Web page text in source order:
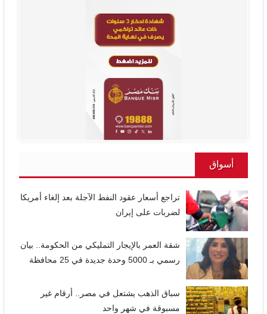
أسواق
تراجع أسعار عقود النفط الآجلة بعد إلغاء أمريكا
لضربات على إيران
شقة العمر بالإيجار التمليكي من الحكومة.. بيان
رسمي بـ 5000 وحدة جديدة في 25 محافظة
سباق الذهب يشتعل في مصر.. أرقام غير
مسبوقة في شهر واحد